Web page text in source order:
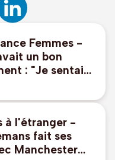
Femmes -
un bon
: "Je sentais
à l'étranger -
fait ses
Manchester